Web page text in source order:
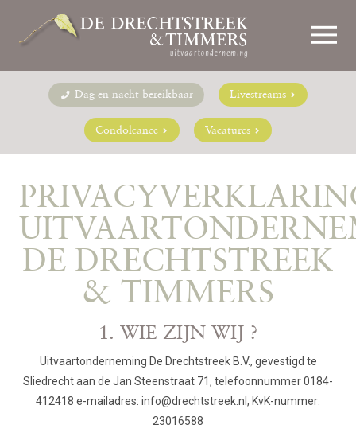
Dag en nacht bereikbaar Livestreams
Condoleance Vacatures
DE DRECHTSTREEK
& TIMMERS
1. WIE ZIJN WIJ ?
Uitvaartonderneming De Drechtstreek B.V., gevestigd te
Sliedrecht aan de Jan Steenstraat 71, telefoonnummer 0184-
412418 e-mailadres: info@drechtstreek.nl, KvK-nummer:
23016588